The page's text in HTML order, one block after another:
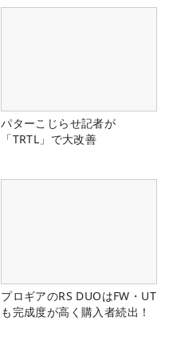
パターこじらせ記者が
「TRTL」で大改善
プロギアのRS DUOはFW・UT
も完成度が高く購入者続出！